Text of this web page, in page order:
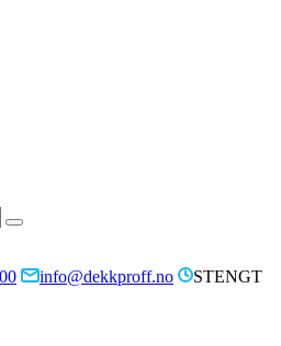
info@dekkproff.no
STENGT